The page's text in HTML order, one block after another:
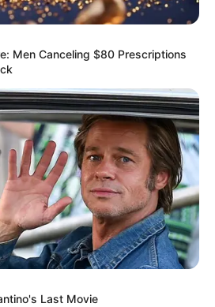
is jön a
az Aldi és
4, 2026
Men Canceling $80 Prescriptions
Last Movie